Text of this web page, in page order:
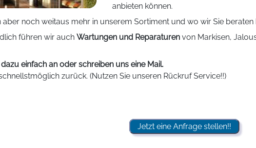
anbieten können.
aber noch weitaus mehr in unserem Sortiment und wo wir Sie beraten
führen wir auch Wartungen und Reparaturen von Markisen,
einfach an oder schreiben uns eine Mail.
zurück. (Nutzen Sie unseren Rückruf Service!!)
Jetzt eine Anfrage stellen!!